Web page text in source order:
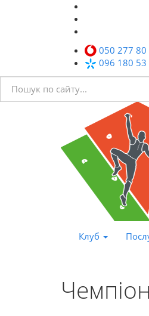
050 277 80
096 180 53
Клуб